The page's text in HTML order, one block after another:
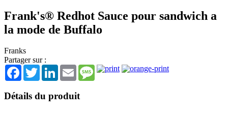
Frank's® Redhot Sauce pour sandwich a
la mode de Buffalo
Franks
Partager sur :
Facebook
TwitterLinkedInEmail Message
Détails du produit